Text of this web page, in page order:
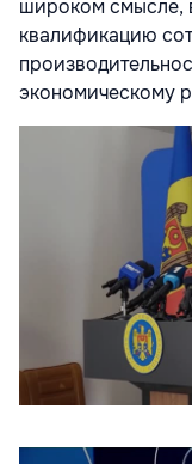
широком смысле,
квалификацию
экономическому